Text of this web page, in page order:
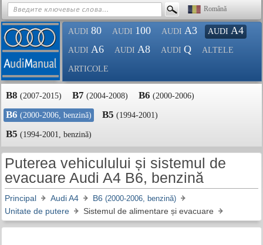
Română
AUDI 80 AUDI 100 AUDI A3 AUDI A4
AUDI A6 AUDI A8 AUDI Q ALTELE
ARTICOLE
B8 (2007-2015) B7 (2004-2008) B6 (2000-2006)
B6 (2000-2006, benzină) B5 (1994-2001)
B5 (1994-2001, benzină)
Puterea vehiculului și sistemul de
evacuare Audi A4 B6, benzină
Principal Audi A4 B6 (2000-2006, benzină)
Unitate de putere Sistemul de alimentare și evacuare